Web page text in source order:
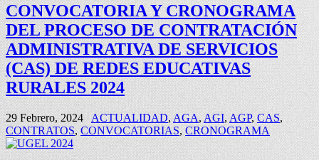
CONVOCATORIA Y CRONOGRAMA
DEL PROCESO DE CONTRATACIÓN
ADMINISTRATIVA DE SERVICIOS
(CAS) DE REDES EDUCATIVAS
RURALES 2024
29 Febrero, 2024 ACTUALIDAD,AGA,AGI,AGP,CAS,
CONTRATOS,CONVOCATORIAS,CRONOGRAMA